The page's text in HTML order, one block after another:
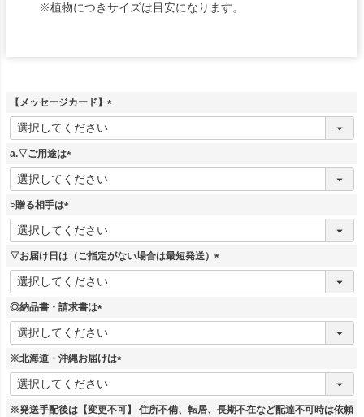
※植物につきサイズは目安になります。
【メッセージカード】
(
a.▽ご用途は
(
必
須
○贈る相手は
(
必
須
▽お届け日は（ご指定がない場合は最短発送）
(
◎納品書・請求書は
(
必
須
※北海道・沖縄お届けは
(
須
※発送手配後は【変更不可】 住所不備、転居、長期不在など配達不可時は依頼